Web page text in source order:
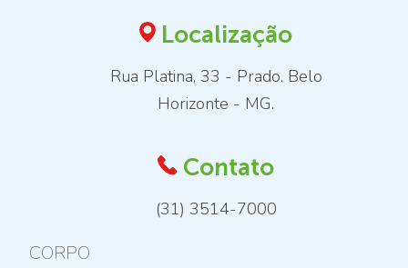
Localização
Rua Platina, 33 - Prado. Belo
Horizonte - MG.
Contato
(31) 3514-7000
CORPO